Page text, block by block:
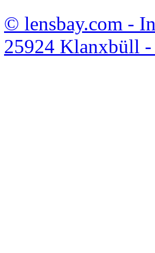
© lensbay.com -
25924 Klanxbüll -